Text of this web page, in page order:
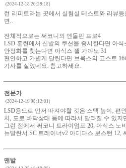
(2024-12-18 20:28:18)
런 리피트라는 곳에서 실험실 테스트와 리뷰
면..
전체적으로는 써코니의 엔돌핀 프로4
LSD 훈련에서 신발의 쿠션을 중시한다면 아식
안정화를 찾는다면 아식스 젤 가야노 31
편안하고 가볍게 달린다면 브룩스의 고스트
기사를 실었네요. 참고하세요.
전문가
(2024-12-19 08:12:01)
LSD용으로 먼저 따져야할 것은 스택 높이, 편
치, 도로 바닥상태 등에 따라서 달라질 수 있
그런 점에서 써코니 트라이엄프 20, 아식스 노
뉴발란서 SC 트레이너v2 아디다스 보스턴 12,
맨발